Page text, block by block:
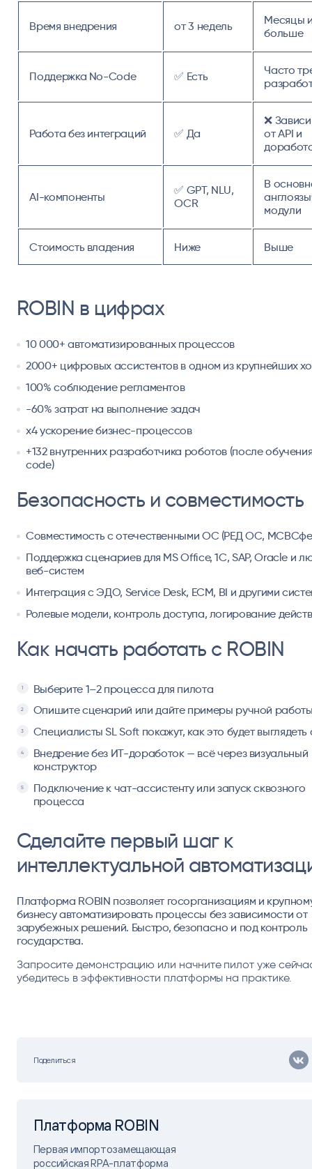
Поделиться
Время внедрения от 3 недель
Месяцы
больше
Поддержка No-Code ✅ Есть
Часто
Работа без интеграций ✅ Да
❌
от API и
AI-компоненты
✅ GPT, NLU,
OCR
В
модули
Стоимость владения Ниже Выше
ROBIN в цифрах
10 000+ автоматизированных процессов
2000+ цифровых ассистентов в одном из крупнейших
100% соблюдение регламентов
-60% затрат на выполнение задач
x4 ускорение бизнес-процессов
+132 внутренних разработчика роботов (после
code)
Безопасность и совместимость
Совместимость с отечественными ОС (РЕД ОС,
Поддержка сценариев для MS Office, 1С, SAP, Oracle и
веб-систем
Интеграция с ЭДО, Service Desk, ECM, BI и другими
Ролевые модели, контроль доступа, логирование
Как начать работать с ROBIN
Выберите 1–2 процесса для пилота
Опишите сценарий или дайте примеры ручной
Специалисты SL Soft покажут, как это будет выглядеть
Внедрение без ИТ-доработок — всё через визуальный
конструктор
Подключение к чат-ассистенту или запуск сквозного
процесса
Сделайте первый шаг к
интеллектуальной
Платформа ROBIN позволяет госорганизациям и
бизнесу автоматизировать процессы без зависимости от
зарубежных решений. Быстро, безопасно и под контроль
государства.
Запросите демонстрацию или начните пилот уже
убедитесь в эффективности платформы на практике.
Платформа ROBIN
Первая импортозамещающая
российская RPA-платформа